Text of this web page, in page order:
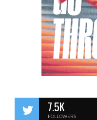
7.5K
FOLLOWERS